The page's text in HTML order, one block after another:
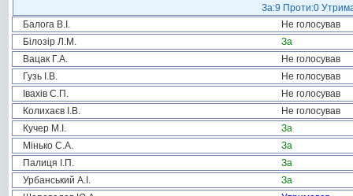
За:9 Проти:0
Балога В.І.
Не голосував
Білозір Л.М.
За
Вацак Г.А.
Не голосував
Гузь І.В.
Не голосував
Івахів С.П.
Не голосував
Колихаєв І.В.
Не голосував
Кучер М.І.
За
Мінько С.А.
За
Палиця І.П.
За
Урбанський А.І.
За